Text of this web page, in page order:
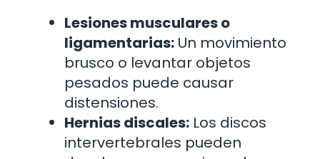
Lesiones musculares o
ligamentarias: Un movimiento
brusco o levantar objetos
pesados puede causar
distensiones.
Hernias discales: Los discos
intervertebrales pueden